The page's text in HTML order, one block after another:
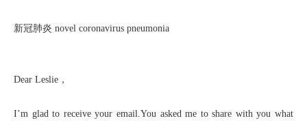
新冠肺炎 novel coronavirus pneumonia
Dear Leslie，
I’m glad to receive your email.You asked me to share with you what